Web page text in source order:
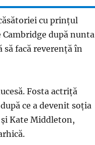
cu prinţul
Cambridge după nunta
facă reverenţă în
Fosta actriţă
ce a devenit soţia
Kate Middleton,